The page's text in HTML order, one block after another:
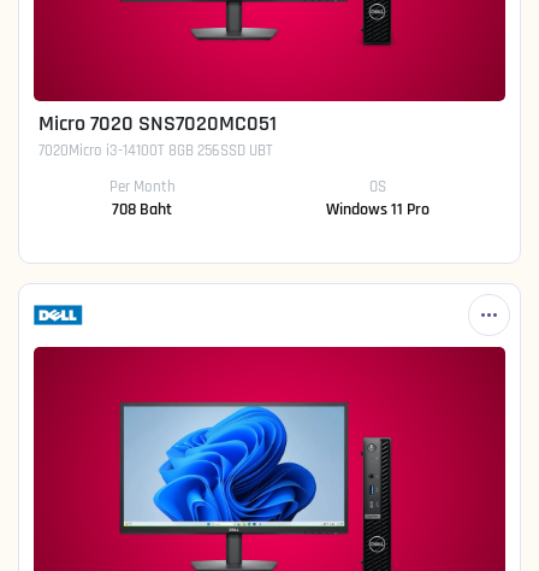
Micro 7020 SNS7020MC051
7020Micro i3-14100T 8GB 256SSD UBT
Per Month
708 Baht
OS
Windows 11 Pro